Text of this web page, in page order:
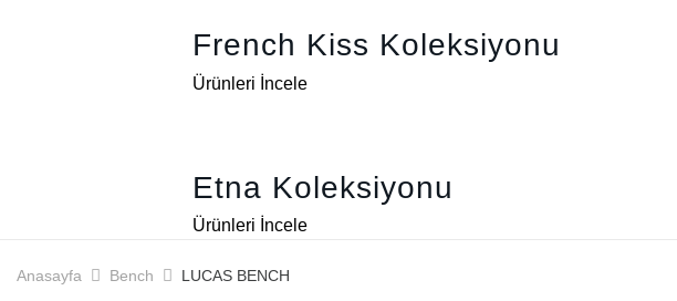
French Kiss Koleksiyonu
Ürünleri İncele
Etna Koleksiyonu
Ürünleri İncele
Anasayfa Bench LUCAS BENCH